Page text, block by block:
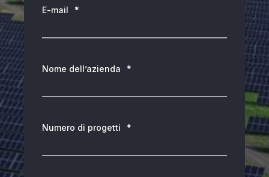
E-mail *
Nome dell’azienda *
Numero di progetti *